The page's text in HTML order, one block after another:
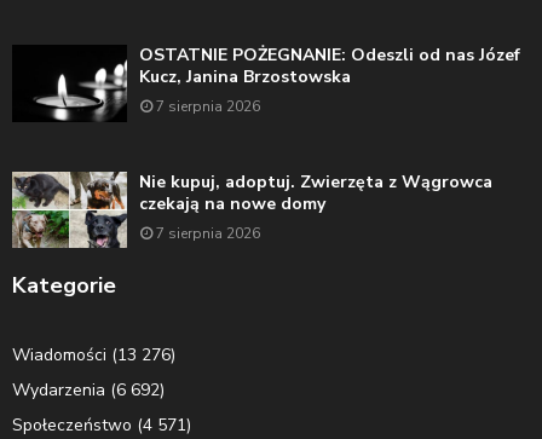
OSTATNIE POŻEGNANIE: Odeszli od nas Józef
Kucz, Janina Brzostowska
7 sierpnia 2026
Nie kupuj, adoptuj. Zwierzęta z Wągrowca
czekają na nowe domy
7 sierpnia 2026
Kategorie
Wiadomości (13 276)
Wydarzenia (6 692)
Społeczeństwo (4 571)